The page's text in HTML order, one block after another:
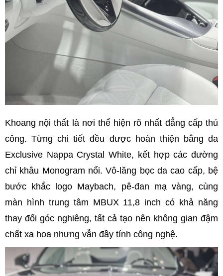
Khoang nội thất là nơi thể hiện rõ nhất đẳng cấp thủ
công. Từng chi tiết đều được hoàn thiện bằng da
Exclusive Nappa Crystal White, kết hợp các đường
chỉ khâu Monogram nổi. Vô-lăng bọc da cao cấp, bệ
bước khắc logo Maybach, pê-đan mạ vàng, cùng
màn hình trung tâm MBUX 11,8 inch có khả năng
thay đổi góc nghiêng, tất cả tạo nên không gian đậm
chất xa hoa nhưng vẫn đầy tính công nghệ.